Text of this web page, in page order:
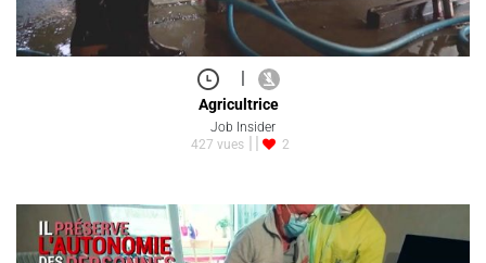
Agricultrice
Job Insider
427 vues
2